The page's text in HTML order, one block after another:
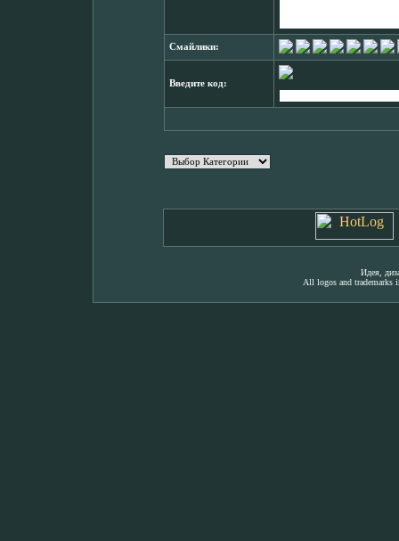
Смайлики:
Введите код:
Идея,
All logos and trademarks